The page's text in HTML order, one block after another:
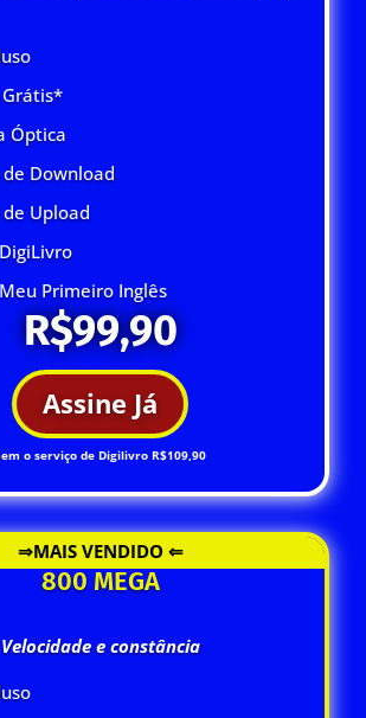
o
Óptica
de Download
de Upload
Primeiro Inglês
R$99,90
Assine Já
o serviço de Digilivro R$109,90
⇒MAIS VENDIDO ⇐
800 MEGA
Velocidade e constância
o